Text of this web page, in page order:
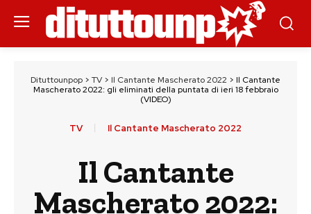
Dituttounpop > TV > Il Cantante Mascherato 2022 > Il Cantante
Mascherato 2022: gli eliminati della puntata di ieri 18 febbraio
(VIDEO)
TV Il Cantante Mascherato 2022
Il Cantante
Mascherato 2022: